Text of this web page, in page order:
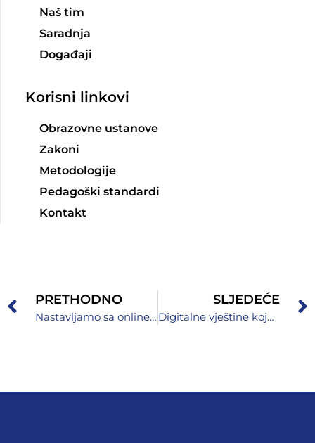
Naš tim
Saradnja
Događaji
Korisni linkovi
Obrazovne ustanove
Zakoni
Metodologije
Pedagoški standardi
Kontakt
PRETHODNO
Nastavljamo sa online edukacijama o primjeni umjetne inteligencije u nastavi!
SLJEDEĆE
Digitalne vještine koje prave razliku – iz učionice u stvarni svijet